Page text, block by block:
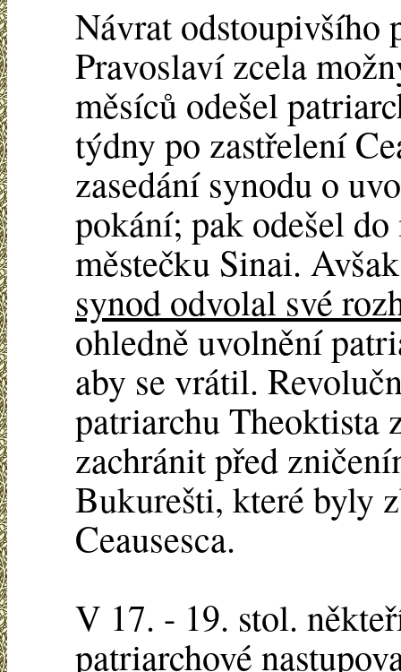
Návrat odstoupivšího
Pravoslaví zcela
měsíců odešel
týdny po zastřelení
zasedání synodu o
pokání; pak odešel
městečku Sinai.
synod odvolal své
ohledně uvolnění
aby se vrátil.
patriarchu Theoktista
zachránit před
Bukurešti, které byly
Ceausesca.
V 17. - 19. stol.
patriarchové